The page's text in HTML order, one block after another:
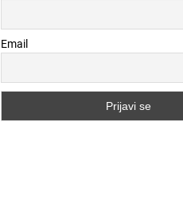
Email